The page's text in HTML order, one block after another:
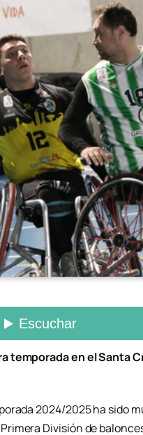
temporada en el Santa
2024/2025 ha sido
División de